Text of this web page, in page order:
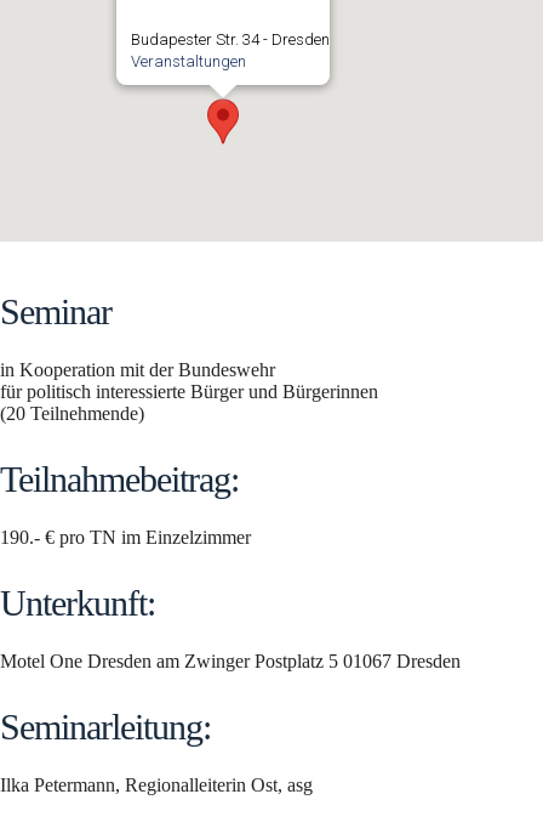
Budapester Str. 34 - Dresden
Veranstaltungen
Seminar
in Kooperation mit der Bundeswehr
für politisch interessierte Bürger und Bürgerinnen
(20 Teilnehmende)
Teilnahmebeitrag:
190.- € pro TN im Einzelzimmer
Unterkunft:
Motel One Dresden am Zwinger Postplatz 5 01067 Dresden
Seminarleitung:
Ilka Petermann, Regionalleiterin Ost, asg